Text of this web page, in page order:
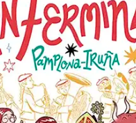
encierros,